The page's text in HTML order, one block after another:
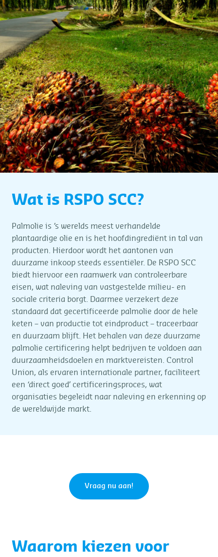
Wat is RSPO SCC?
Palmolie is ’s werelds meest verhandelde
plantaardige olie en is het hoofdingrediënt in tal van
producten. Hierdoor wordt het aantonen van
duurzame inkoop steeds essentiëler. De RSPO SCC
biedt hiervoor een raamwerk van controleerbare
eisen, wat naleving van vastgestelde milieu- en
sociale criteria borgt. Daarmee verzekert deze
standaard dat gecertificeerde palmolie door de hele
keten – van productie tot eindproduct – traceerbaar
en duurzaam blijft. Het behalen van deze duurzame
palmolie certificering helpt bedrijven te voldoen aan
duurzaamheidsdoelen en marktvereisten. Control
Union, als ervaren internationale partner, faciliteert
een ‘direct goed’ certificeringsproces, wat
organisaties begeleidt naar naleving en erkenning op
de wereldwijde markt.
Vraag nu aan!
Waarom kiezen voor